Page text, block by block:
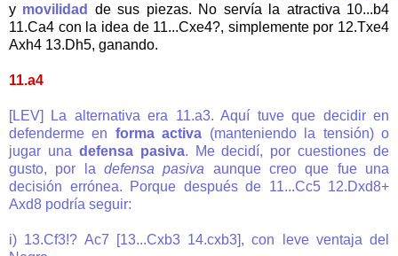
y movilidad
de sus piezas. No servía la atractiva 10...b4
11.Ca4 con la idea de 11...Cxe4?, simplemente por 12.Txe4
Axh4 13.Dh5, ganando.
11.a4
[LEV] La alternativa era 11.a3. Aquí tuve que decidir en
defenderme en forma activa (manteniendo la tensión) o
jugar una defensa pasiva. Me decidí, por cuestiones de
gusto, por la defensa pasiva aunque creo que fue una
decisión errónea. Porque después de 11...Cc5 12.Dxd8+
Axd8 podría seguir:
i) 13.Cf3!? Ac7 [13...Cxb3 14.cxb3], con leve ventaja del